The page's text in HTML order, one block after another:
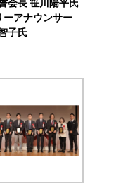
会長 笹川陽平氏
ーアナウンサー
子氏